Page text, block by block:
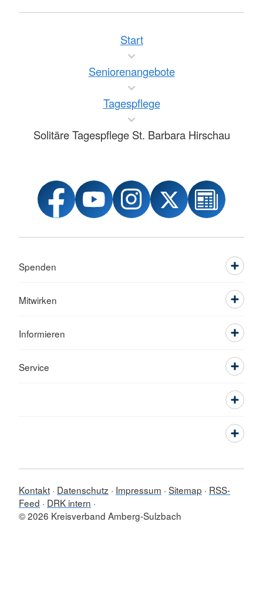
Start
Seniorenangebote
Tagespflege
Solitäre Tagespflege St. Barbara Hirschau
Spenden
Mitwirken
Informieren
Service
Kontakt Datenschutz Impressum Sitemap
RSS-
Feed
DRK intern
© 2026 Kreisverband Amberg-Sulzbach